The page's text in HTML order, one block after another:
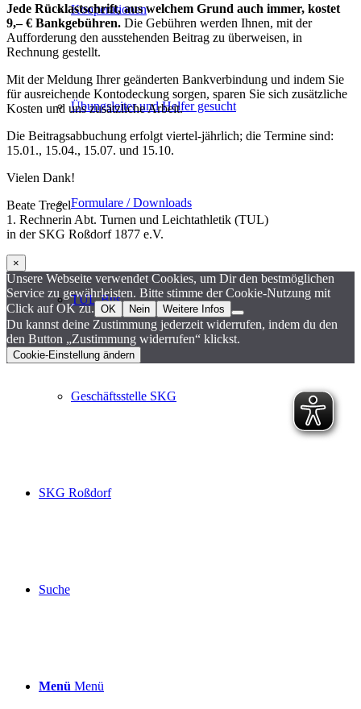
Kooperationen
Übungsleiter und Helfer gesucht
Formulare / Downloads
TUL-Bus
Geschäftsstelle SKG
SKG Roßdorf
Suche
Menü Menü
Jede Rücklastschrift, aus welchem Grund auch immer, kostet
9,– € Bankgebühren. Die Gebühren werden Ihnen, mit der
Aufforderung den ausstehenden Beitrag zu überweisen, in
Rechnung gestellt.
Mit der Meldung Ihrer geänderten Bankverbindung und indem Sie
für ausreichende Kontodeckung sorgen, sparen Sie sich zusätzliche
Kosten und uns zusätzliche Arbeit.
Die Beitragsabbuchung erfolgt viertel-jährlich; die Termine sind:
15.01., 15.04., 15.07. und 15.10.
Vielen Dank!
Beate Tregel
1. Rechnerin Abt. Turnen und Leichtathletik (TUL)
in der SKG Roßdorf 1877 e.V.
×
Unsere Webseite verwendet Cookies, um Dir den bestmöglichen
Service zu gewährleisten. Bitte stimme der Cookie-Nutzung mit
Click auf OK zu. OK Nein Weitere Infos
Du kannst deine Zustimmung jederzeit widerrufen, indem du den
den Button „Zustimmung widerrufen“ klickst.
Cookie-Einstellung ändern